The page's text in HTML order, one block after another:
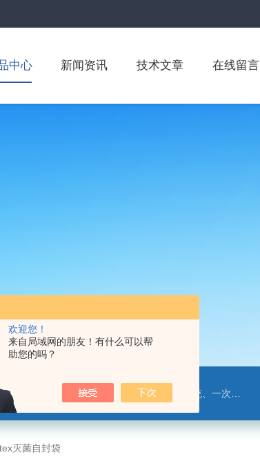
欢迎您！
来自局域网的朋友！有什么可以帮
助您的吗？
中心 新闻资讯 技术文章 在线留言
压力监控与传送系统、一次压力传感器 ，圣戈班管
灭菌自封袋